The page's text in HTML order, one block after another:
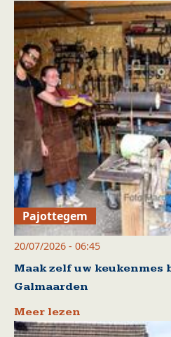
Pajottegem
20/07/2026 - 06:45
Maak zelf uw keukenmes
Galmaarden
Meer lezen